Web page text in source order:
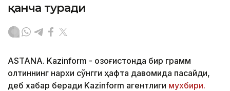
қанча туради
ASTANA. Kazinform - Қозоғистонда бир грамм
олтиннинг нархи сўнгги ҳафта давомида пасайди,
деб хабар беради Kazinform агентлиги мухбири.